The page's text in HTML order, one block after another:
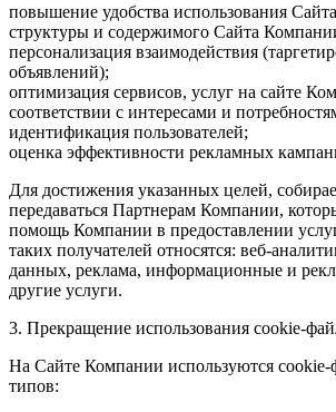
повышение удобства использования
структуры и содержимого Сайта
персонализация взаимодействия
объявлений);
оптимизация сервисов, услуг на сайте
соответствии с интересами и
идентификация пользователей;
оценка эффективности рекламных
Для достижения указанных целей,
передаваться Партнерам Компании,
помощь Компании в предоставлении
таких получателей относятся: веб-
данных, реклама, информационные и
другие услуги.
3. Прекращение использования cookie-
На Сайте Компании используются
типов: